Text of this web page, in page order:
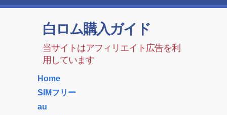
白ロム購入ガイド
当サイトはアフィリエイト広告を利
用しています
Home
SIMフリー
au